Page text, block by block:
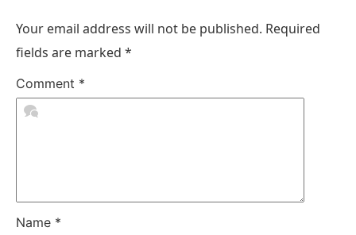
Your email address will not be published. Required
fields are marked *
Comment *
Name *